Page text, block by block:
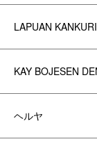
LAPUAN
KAY BOJESEN
ヘルヤ